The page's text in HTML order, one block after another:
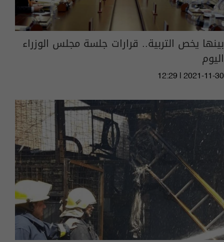
بينها يخص التربية.. قرارات جلسة مجلس الوزراء
اليوم
12:29 | 2021-11-30